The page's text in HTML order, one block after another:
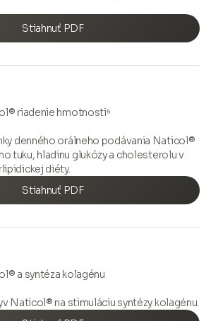
Stiahnuť PDF
riadenie hmotnosti⁵
denného orálneho podávania Naticol®
tuku, hladinu glukózy a cholesterolu v
diéty.
Stiahnuť PDF
a syntéza kolagénu
Naticol® na stimuláciu syntézy kolagénu.